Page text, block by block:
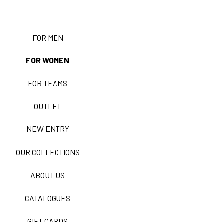
FOR MEN
FOR WOMEN
FOR TEAMS
OUTLET
NEW ENTRY
OUR COLLECTIONS
ABOUT US
CATALOGUES
NEW LIFE NO STIRO